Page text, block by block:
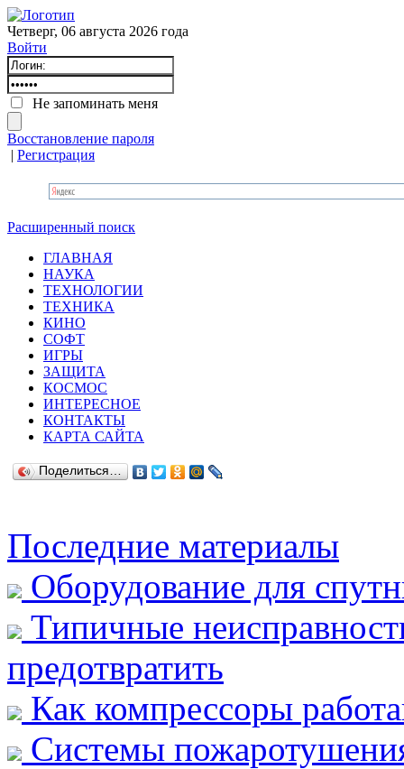
Четверг, 06 августа 2026 года
Войти
Не запоминать меня
Восстановление пароля
| Регистрация
Расширенный поиск
ГЛАВНАЯ
НАУКА
ТЕХНОЛОГИИ
ТЕХНИКА
КИНО
СОФТ
ИГРЫ
ЗАЩИТА
КОСМОС
ИНТЕРЕСНОЕ
КОНТАКТЫ
КАРТА САЙТА
Поделиться…
Последние материалы
Оборудование для
Типичные
предотвратить
Как компрессоры
Системы